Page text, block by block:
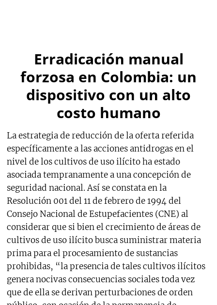
Erradicación manual
forzosa en Colombia: un
dispositivo con un alto
costo humano
La estrategia de reducción de la oferta referida
específicamente a las acciones antidrogas en el
nivel de los cultivos de uso ilícito ha estado
asociada tempranamente a una concepción de
seguridad nacional. Así se constata en la
Resolución 001 del 11 de febrero de 1994 del
Consejo Nacional de Estupefacientes (CNE) al
considerar que si bien el crecimiento de áreas de
cultivos de uso ilícito busca suministrar materia
prima para el procesamiento de sustancias
prohibidas, “la presencia de tales cultivos ilícitos
genera nocivas consecuencias sociales toda vez
que de ella se derivan perturbaciones de orden